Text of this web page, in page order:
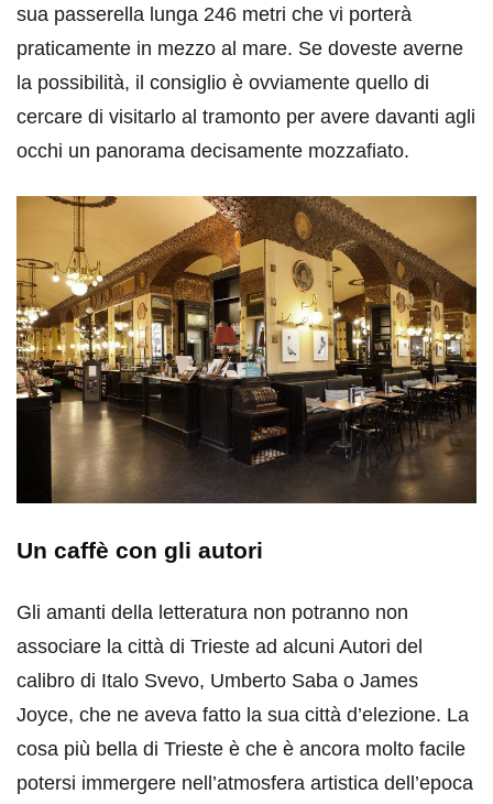
sua passerella lunga 246 metri che vi porterà
praticamente in mezzo al mare. Se doveste averne
la possibilità, il consiglio è ovviamente quello di
cercare di visitarlo al tramonto per avere davanti agli
occhi un panorama decisamente mozzafiato.
Un caffè con gli autori
Gli amanti della letteratura non potranno non
associare la città di Trieste ad alcuni Autori del
calibro di Italo Svevo, Umberto Saba o James
Joyce, che ne aveva fatto la sua città d’elezione. La
cosa più bella di Trieste è che è ancora molto facile
potersi immergere nell’atmosfera artistica dell’epoca